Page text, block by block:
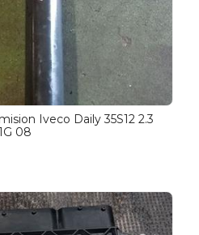
Iveco Daily 35S12 2.3
08